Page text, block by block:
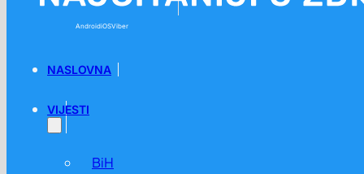
AndroidiOSViber
NASLOVNA
VIJESTI
BiH